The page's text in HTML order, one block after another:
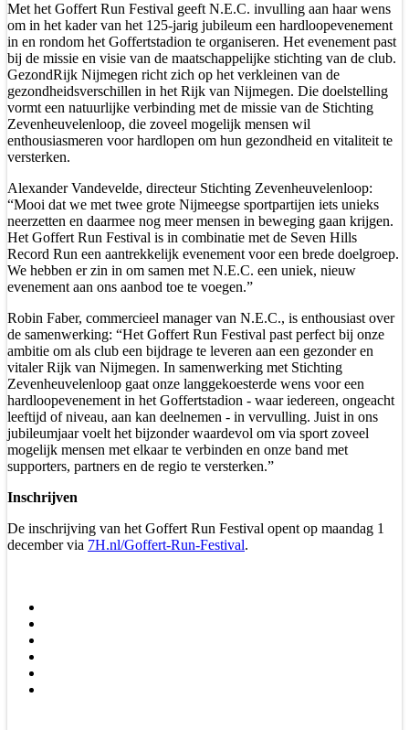
Met het Goffert Run Festival geeft N.E.C. invulling aan haar wens
om in het kader van het 125-jarig jubileum een hardloopevenement
in en rondom het Goffertstadion te organiseren. Het evenement past
bij de missie en visie van de maatschappelijke stichting van de club.
GezondRijk Nijmegen richt zich op het verkleinen van de
gezondheidsverschillen in het Rijk van Nijmegen. Die doelstelling
vormt een natuurlijke verbinding met de missie van de Stichting
Zevenheuvelenloop, die zoveel mogelijk mensen wil
enthousiasmeren voor hardlopen om hun gezondheid en vitaliteit te
versterken.
Alexander Vandevelde, directeur Stichting Zevenheuvelenloop:
“Mooi dat we met twee grote Nijmeegse sportpartijen iets unieks
neerzetten en daarmee nog meer mensen in beweging gaan krijgen.
Het Goffert Run Festival is in combinatie met de Seven Hills
Record Run een aantrekkelijk evenement voor een brede doelgroep.
We hebben er zin in om samen met N.E.C. een uniek, nieuw
evenement aan ons aanbod toe te voegen.”
Robin Faber, commercieel manager van N.E.C., is enthousiast over
de samenwerking: “Het Goffert Run Festival past perfect bij onze
ambitie om als club een bijdrage te leveren aan een gezonder en
vitaler Rijk van Nijmegen. In samenwerking met Stichting
Zevenheuvelenloop gaat onze langgekoesterde wens voor een
hardloopevenement in het Goffertstadion - waar iedereen, ongeacht
leeftijd of niveau, aan kan deelnemen - in vervulling. Juist in ons
jubileumjaar voelt het bijzonder waardevol om via sport zoveel
mogelijk mensen met elkaar te verbinden en onze band met
supporters, partners en de regio te versterken.”
Inschrijven
De inschrijving van het Goffert Run Festival opent op maandag 1
december via 7H.nl/Goffert-Run-Festival.